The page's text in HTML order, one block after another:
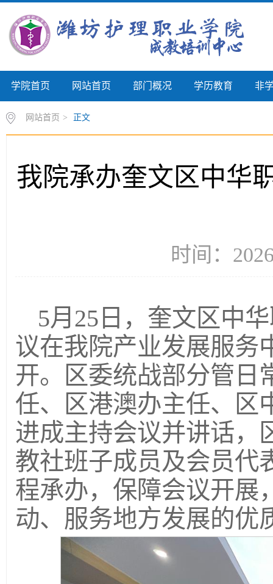
学院首页 网站首页 部门概况 学历教育 非
网站首页 > 正文
我院承办奎文区中华
时间：
5月25日，奎文区中
议在我院产业发展服务
开。区委统战部分管日
任、区港澳办主任、区
进成主持会议并讲话，
教社班子成员及会员代
程承办，保障会议开展
动、服务地方发展的优